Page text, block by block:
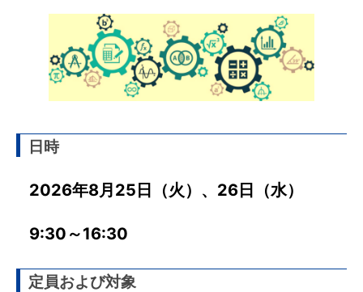
日時
2026年8月25日（火）、26日（水）
9:30～16:30
定員および対象